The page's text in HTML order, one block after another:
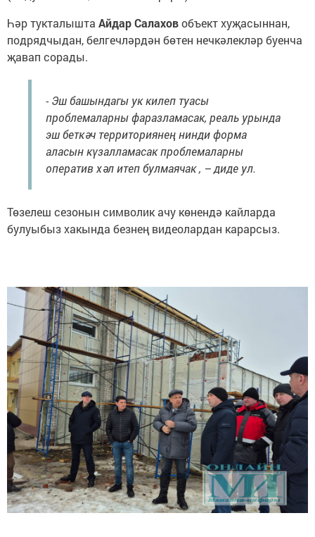
Һәр тукталышта Айдар Салаховобъект хуҗасыннан,
подрядчыдан, белгечләрдән бөтен нечкәлекләр буенча
җавап сорады.
- Эш башындагы ук килеп туасы
проблемаларны фаразламасак, реаль урында
эш беткәч территориянең нинди форма
аласын күзалламасак проблемаларны
оператив хәл итеп булмаячак , – диде ул.
Төзелеш сезонын символик ачу көнендә кайларда
булуыбыз хакында безнең видеолардан карарсыз.